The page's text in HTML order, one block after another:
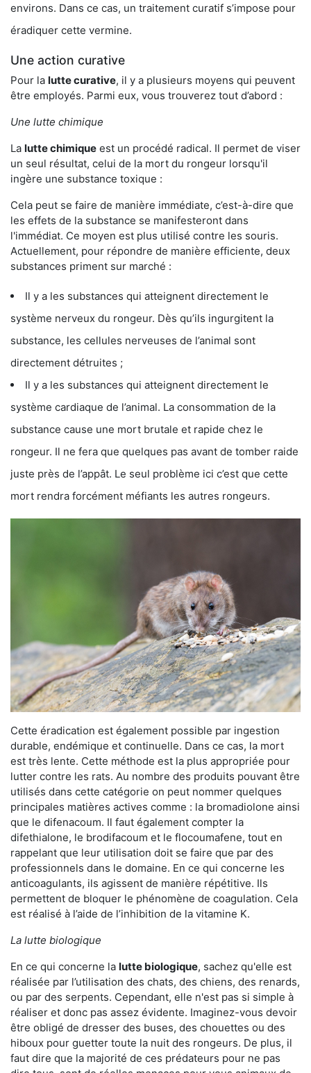
environs. Dans ce cas, un traitement curatif s’impose pour
éradiquer cette vermine.
Une action curative
Pour la lutte curative, il y a plusieurs moyens qui peuvent
être employés. Parmi eux, vous trouverez tout d’abord :
Une lutte chimique
La lutte chimique est un procédé radical. Il permet de viser
un seul résultat, celui de la mort du rongeur lorsqu'il
ingère une substance toxique :
Cela peut se faire de manière immédiate, c’est-à-dire que
les effets de la substance se manifesteront dans
l'immédiat. Ce moyen est plus utilisé contre les souris.
Actuellement, pour répondre de manière efficiente, deux
substances priment sur marché :
Il y a les substances qui atteignent directement le
système nerveux du rongeur. Dès qu’ils ingurgitent la
substance, les cellules nerveuses de l’animal sont
directement détruites ;
Il y a les substances qui atteignent directement le
système cardiaque de l’animal. La consommation de la
substance cause une mort brutale et rapide chez le
rongeur. Il ne fera que quelques pas avant de tomber raide
juste près de l’appât. Le seul problème ici c’est que cette
mort rendra forcément méfiants les autres rongeurs.
Cette éradication est également possible par ingestion
durable, endémique et continuelle. Dans ce cas, la mort
est très lente. Cette méthode est la plus appropriée pour
lutter contre les rats. Au nombre des produits pouvant être
utilisés dans cette catégorie on peut nommer quelques
principales matières actives comme : la bromadiolone ainsi
que le difenacoum. Il faut également compter la
difethialone, le brodifacoum et le flocoumafene, tout en
rappelant que leur utilisation doit se faire que par des
professionnels dans le domaine. En ce qui concerne les
anticoagulants, ils agissent de manière répétitive. Ils
permettent de bloquer le phénomène de coagulation. Cela
est réalisé à l’aide de l’inhibition de la vitamine K.
La lutte biologique
En ce qui concerne la lutte biologique, sachez qu'elle est
réalisée par l’utilisation des chats, des chiens, des renards,
ou par des serpents. Cependant, elle n'est pas si simple à
réaliser et donc pas assez évidente. Imaginez-vous devoir
être obligé de dresser des buses, des chouettes ou des
hiboux pour guetter toute la nuit des rongeurs. De plus, il
faut dire que la majorité de ces prédateurs pour ne pas